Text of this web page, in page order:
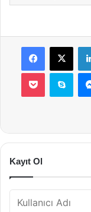
Facebook
X
Pocket
Kayıt Ol